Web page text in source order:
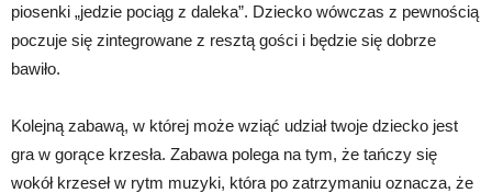
piosenki „jedzie pociąg z daleka”. Dziecko wówczas z pewnością
poczuje się zintegrowane z resztą gości i będzie się dobrze
bawiło.
Kolejną zabawą, w której może wziąć udział twoje dziecko jest
gra w gorące krzesła. Zabawa polega na tym, że tańczy się
wokół krzeseł w rytm muzyki, która po zatrzymaniu oznacza, że